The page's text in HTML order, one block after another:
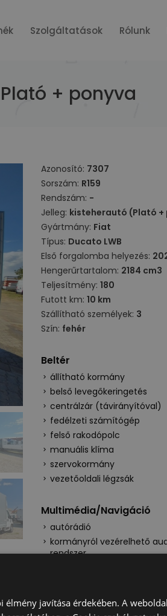
Szolgáltatások Rólunk
+ ponyva
Azonosító: 7307
Sorszám: R159
Rendszám: -
Jelleg: kisteherautó (Plató +
Gyártmány: Fiat
Típus: Ducato LWB
Első forgalomba helyezés:
Hengerűrtartalom: 2184 cm3
Teljesítmény: 180
Futott km: 10 km
Szállítható személyek: 3
Szín: fehér
Beltér
állítható kormány
belső levegőkeringetés
centrálzár (távirányítóval)
fedélzeti számítógép
felső rakodópolc
manuális klíma
szervokormány
vezetőoldali légzsák
Multimédia/Navigáció
autórádió
kormányról vezérelhető
rendszer
Ducato 3.5t 2.3 Mjet 180
élmény javítása érdekében. A